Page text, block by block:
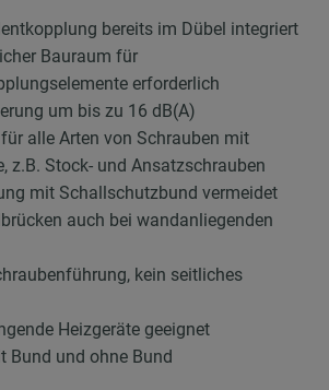
bereits im Dübel integriert
Bauraum für
erforderlich
um bis zu 16 dB(A)
alle Arten von Schrauben mit
z.B. Stock- und Ansatzschrauben
mit Schallschutzbund vermeidet
auch bei wandanliegenden
kein seitliches
Heizgeräte geeignet
Bund und ohne Bund